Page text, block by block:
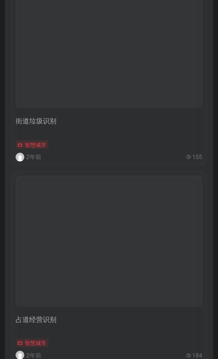
街道垃圾识别
智慧城市
2年前 155
占道经营识别
智慧城市
2年前 184